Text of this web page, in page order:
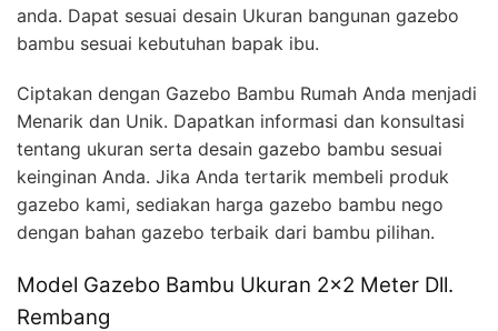
anda. Dapat sesuai desain Ukuran bangunan gazebo
bambu sesuai kebutuhan bapak ibu.
Ciptakan dengan Gazebo Bambu Rumah Anda menjadi
Menarik dan Unik. Dapatkan informasi dan konsultasi
tentang ukuran serta desain gazebo bambu sesuai
keinginan Anda. Jika Anda tertarik membeli produk
gazebo kami, sediakan harga gazebo bambu nego
dengan bahan gazebo terbaik dari bambu pilihan.
Model Gazebo Bambu Ukuran 2×2 Meter Dll.
Rembang